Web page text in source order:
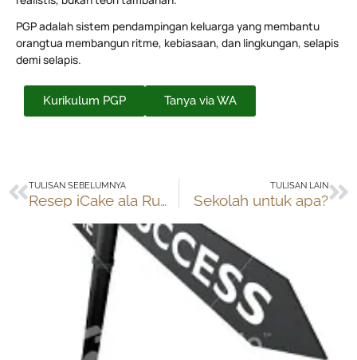
PGP adalah sistem pendampingan keluarga yang membantu
orangtua membangun ritme, kebiasaan, dan lingkungan, selapis
demi selapis.
Kurikulum PGP Tanya via WA
Prev
TULISAN SEBELUMNYA
Resep iCake ala Rumah Inspirasi
TULISAN LAIN
Sekolah untuk apa?